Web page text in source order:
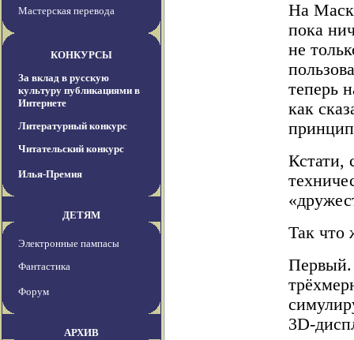
Мастерская перевода
КОНКУРСЫ
За вклад в русскую
культуру публикациями в
Интернете
Литературный конкурс
Читательский конкурс
Илья-Премия
ДЕТЯМ
Электронные пампасы
Фантастика
Форум
АРХИВ
На
пока
не
теперь
как
Кстати,
Так что
Первый.
3D-